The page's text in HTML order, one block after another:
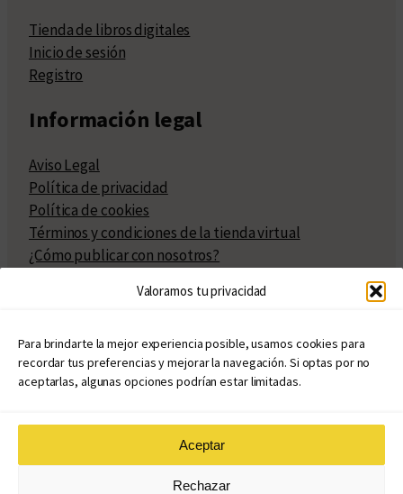
Valoramos tu privacidad
Para brindarte la mejor experiencia posible, usamos cookies para
recordar tus preferencias y mejorar la navegación. Si optas por no
aceptarlas, algunas opciones podrían estar limitadas.
Aceptar
Rechazar
Tienda de libros digitales
Inicio de sesión
Registro
Información legal
Aviso Legal
Política de privacidad
Política de cookies
Términos y condiciones de la tienda virtual
¿Cómo publicar con nosotros?
Políticas de publicación
Políticas de coedición
Atribuciones